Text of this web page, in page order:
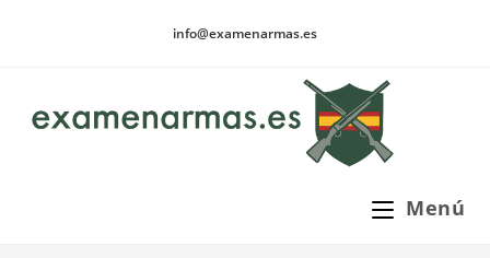
info@examenarmas.es
Menú